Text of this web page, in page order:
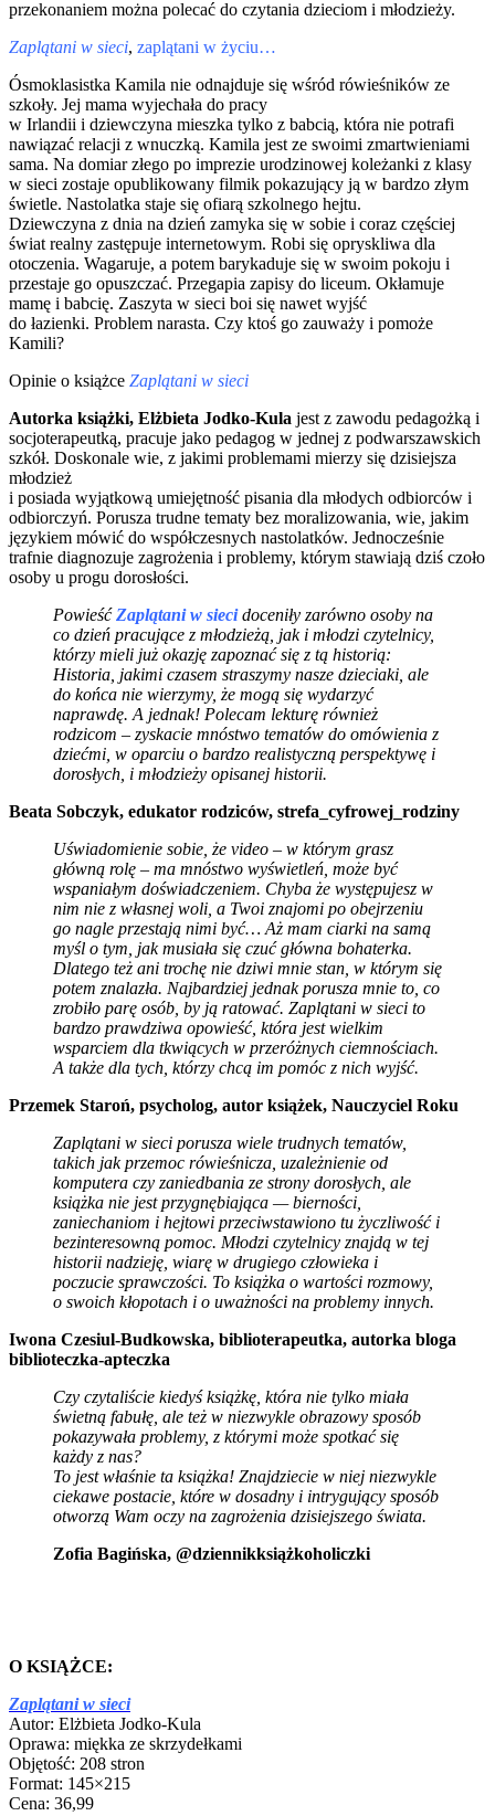
przekonaniem można polecać do czytania dzieciom i młodzieży.
Zaplątani w sieci, zaplątani w życiu…
Ósmoklasistka Kamila nie odnajduje się wśród rówieśników ze
szkoły. Jej mama wyjechała do pracy
w Irlandii i dziewczyna mieszka tylko z babcią, która nie potrafi
nawiązać relacji z wnuczką. Kamila jest ze swoimi zmartwieniami
sama. Na domiar złego po imprezie urodzinowej koleżanki z klasy
w sieci zostaje opublikowany filmik pokazujący ją w bardzo złym
świetle. Nastolatka staje się ofiarą szkolnego hejtu.
Dziewczyna z dnia na dzień zamyka się w sobie i coraz częściej
świat realny zastępuje internetowym. Robi się opryskliwa dla
otoczenia. Wagaruje, a potem barykaduje się w swoim pokoju i
przestaje go opuszczać. Przegapia zapisy do liceum. Okłamuje
mamę i babcię. Zaszyta w sieci boi się nawet wyjść
do łazienki. Problem narasta. Czy ktoś go zauważy i pomoże
Kamili?
Opinie o książce Zaplątani w sieci
Autorka książki, Elżbieta Jodko-Kula jest z zawodu pedagożką i
socjoterapeutką, pracuje jako pedagog w jednej z podwarszawskich
szkół. Doskonale wie, z jakimi problemami mierzy się dzisiejsza
młodzież
i posiada wyjątkową umiejętność pisania dla młodych odbiorców i
odbiorczyń. Porusza trudne tematy bez moralizowania, wie, jakim
językiem mówić do współczesnych nastolatków. Jednocześnie
trafnie diagnozuje zagrożenia i problemy, którym stawiają dziś czoło
osoby u progu dorosłości.
PowieśćZaplątani w siecidoceniły zarówno osoby na
co dzień pracujące z młodzieżą, jak i młodzi czytelnicy,
którzy mieli już okazję zapoznać się z tą historią:
Historia, jakimi czasem straszymy nasze dzieciaki, ale
do końca nie wierzymy, że mogą się wydarzyć
naprawdę. A jednak! Polecam lekturę również
rodzicom – zyskacie mnóstwo tematów do omówienia z
dziećmi, w oparciu o bardzo realistyczną perspektywę i
dorosłych, i młodzieży opisanej historii.
Beata Sobczyk, edukator rodziców, strefa_cyfrowej_rodziny
Uświadomienie sobie, że video – w którym grasz
główną rolę – ma mnóstwo wyświetleń, może być
wspaniałym doświadczeniem. Chyba że występujesz w
nim nie z własnej woli, a Twoi znajomi po obejrzeniu
go nagle przestają nimi być… Aż mam ciarki na samą
myśl o tym, jak musiała się czuć główna bohaterka.
Dlatego też ani trochę nie dziwi mnie stan, w którym się
potem znalazła. Najbardziej jednak porusza mnie to, co
zrobiło parę osób, by ją ratować. Zaplątani w sieci to
bardzo prawdziwa opowieść, która jest wielkim
wsparciem dla tkwiących w przeróżnych ciemnościach.
A także dla tych, którzy chcą im pomóc z nich wyjść.
Przemek Staroń, psycholog, autor książek, Nauczyciel Roku
Zaplątani w sieci porusza wiele trudnych tematów,
takich jak przemoc rówieśnicza, uzależnienie od
komputera czy zaniedbania ze strony dorosłych, ale
książka nie jest przygnębiająca — bierności,
zaniechaniom i hejtowi przeciwstawiono tu życzliwość i
bezinteresowną pomoc. Młodzi czytelnicy znajdą w tej
historii nadzieję, wiarę w drugiego człowieka i
poczucie sprawczości. To książka o wartości rozmowy,
o swoich kłopotach i o uważności na problemy innych.
Iwona Czesiul-Budkowska, biblioterapeutka, autorka bloga
biblioteczka-apteczka
Czy czytaliście kiedyś książkę, która nie tylko miała
świetną fabułę, ale też w niezwykle obrazowy sposób
pokazywała problemy, z którymi może spotkać się
każdy z nas?
To jest właśnie ta książka! Znajdziecie w niej niezwykle
ciekawe postacie, które w dosadny i intrygujący sposób
otworzą Wam oczy na zagrożenia dzisiejszego świata.
Zofia Bagińska, @dziennikksiążkoholiczki
O KSIĄŻCE:
Zaplątani w sieci
Autor: Elżbieta Jodko-Kula
Oprawa: miękka ze skrzydełkami
Objętość: 208 stron
Format: 145×215
Cena: 36,99